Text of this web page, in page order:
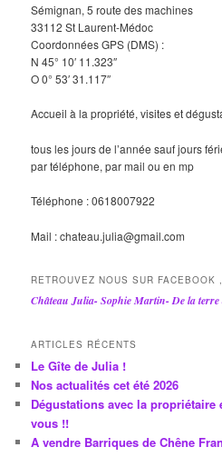
Sémignan, 5 route des machines
33112 St Laurent-Médoc
Coordonnées GPS (DMS) :
N 45° 10′ 11.323″
O 0° 53′ 31.117″
Accueil à la propriété, visites et
tous les jours de l’année sauf jours
par téléphone, par mail ou en mp
Téléphone : 0618007922
Mail : chateau.julia@gmail.com
RETROUVEZ NOUS SUR FACEBOOK
Château Julia- Sophie Martin- De la terre
ARTICLES RÉCENTS
Le Gîte de Julia !
Nos actualités cet été 2026
Dégustations avec la
vous !!
A vendre Barriques de Chêne